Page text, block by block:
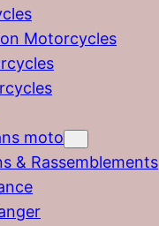
Motorcycles
moto
& Rassemblements